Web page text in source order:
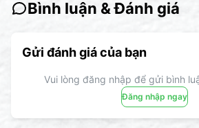
Bình luận & Đánh giá
Gửi đánh giá của bạn
Vui lòng đăng nhập để gửi bình
Đăng nhập ngay